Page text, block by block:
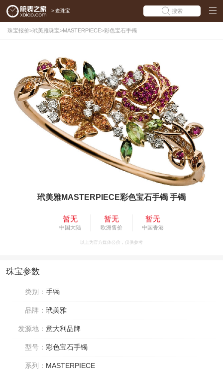
> 查珠宝 搜索
珠宝报价>玳美雅珠宝>MASTERPIECE>彩色宝石手镯
玳美雅MASTERPIECE彩色宝石手镯 手镯
暂无
中国大陆
暂无
欧洲售价
暂无
中国香港
以上为官方媒体公价，仅供参考
珠宝参数
类别： 手镯
品牌： 玳美雅
发源地： 意大利品牌
型号： 彩色宝石手镯
系列： MASTERPIECE